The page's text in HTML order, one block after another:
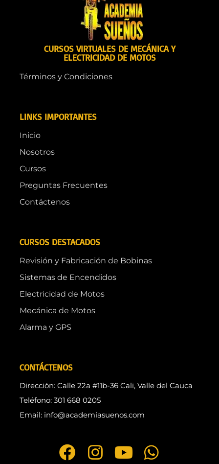
CURSOS VIRTUALES DE MECÁNICA Y
ELECTRICIDAD DE MOTOS
Términos y Condiciones
LINKS IMPORTANTES
Inicio
Nosotros
Cursos
Preguntas Frecuentes
Contáctenos
CURSOS DESTACADOS
Revisión y Fabricación de Bobinas
Sistemas de Encendidos
Electricidad de Motos
Mecánica de Motos
Alarma y GPS
CONTÁCTENOS
Dirección: Calle 22a #11b-36 Cali, Valle del Cauca
Teléfono: 301 668 0205
Email: info@academiasuenos.com